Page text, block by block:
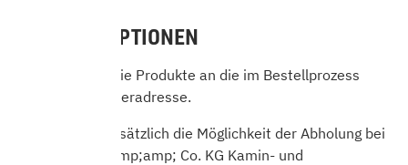
6.1 LIEFEROPTIONEN
Wir versenden die Produkte an die im Bestellprozess
angegebene Lieferadresse.
Sie haben grundsätzlich die Möglichkeit der Abholung bei
HARK GmbH &amp;amp; Co. KG Kamin- und